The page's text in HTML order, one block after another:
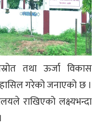
तथा ऊर्जा विकास
हासिल गरेको जनाएको छ ।
राखिएको लक्ष्यभन्दा